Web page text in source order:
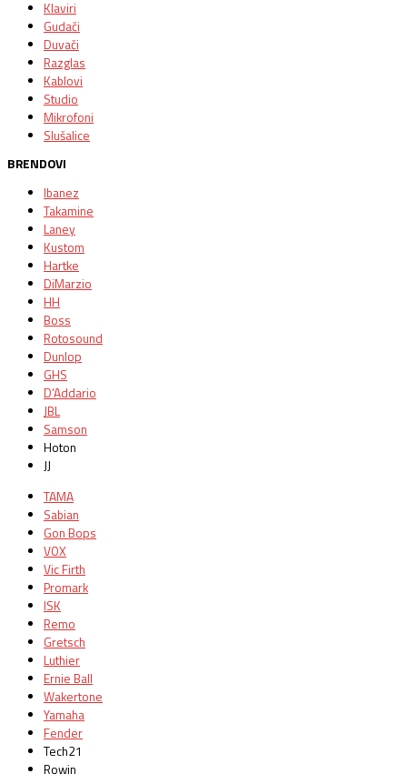
Klaviri
Gudači
Duvači
Razglas
Kablovi
Studio
Mikrofoni
Slušalice
BRENDOVI
Ibanez
Takamine
Laney
Kustom
Hartke
DiMarzio
HH
Boss
Rotosound
Dunlop
GHS
D’Addario
JBL
Samson
Hoton
JJ
TAMA
Sabian
Gon Bops
VOX
Vic Firth
Promark
ISK
Remo
Gretsch
Luthier
Ernie Ball
Wakertone
Yamaha
Fender
Tech21
Rowin